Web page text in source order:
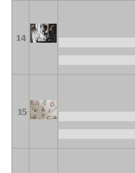
14
15